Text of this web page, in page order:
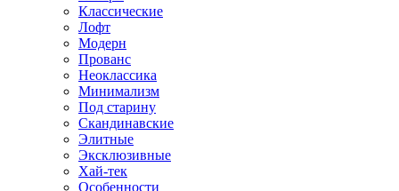
Классические
Лофт
Модерн
Прованс
Неоклассика
Минимализм
Под старину
Скандинавские
Элитные
Эксклюзивные
Хай-тек
Особенности